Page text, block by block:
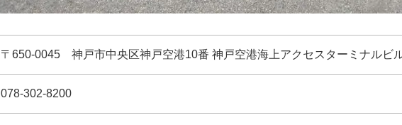
〒650-0045 神戸市中央区神戸空港10番 神戸空港海上アクセスターミナルビ
078-302-8200